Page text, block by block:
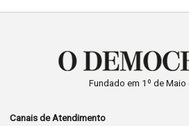
Fundado em 1º de
Canais de Atendimento